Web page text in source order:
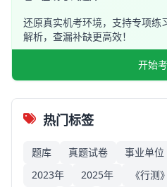
还原真实机考环境，支持专项练
解析，查漏补缺更高效！
开始
热门标签
题库 真题试卷 事业单位
2023年
2025年 《行测》